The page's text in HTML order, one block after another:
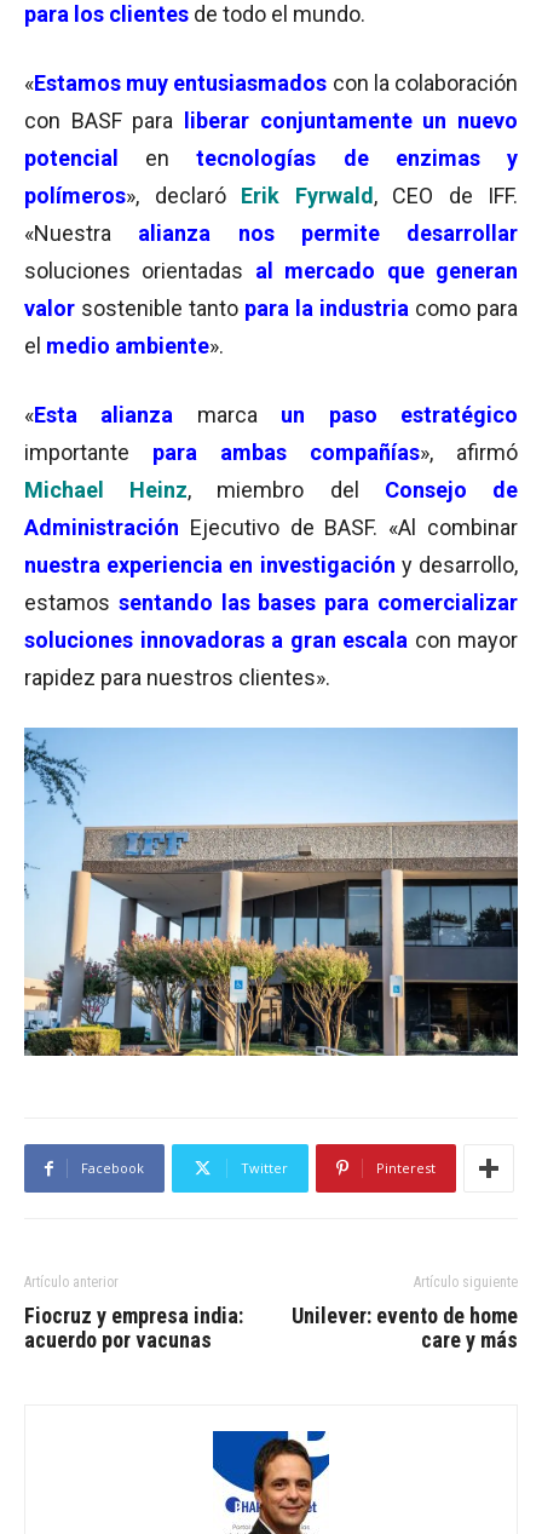
para los clientes de todo el mundo.
«Estamos muy entusiasmados con la colaboración
con BASF para liberar conjuntamente un nuevo
potencial entecnologías de enzimas y
polímeros», declaró Erik Fyrwald , CEO de IFF.
«Nuestra alianza nos permite desarrollar
soluciones orientadas al mercado que generan
valor sostenible tanto para la industria como para
el medio ambiente».
«Esta alianza marca un paso estratégico
importante para ambas compañías», afirmó
Michael Heinz, miembro del Consejo de
Administración Ejecutivo de BASF. «Al combinar
nuestra experiencia en investigación y desarrollo,
estamos sentando las bases para comercializar
soluciones innovadoras a gran escala con mayor
rapidez para nuestros clientes».
Facebook Twitter Pinterest
Artículo anterior
Fiocruz y empresa india:
acuerdo por vacunas
Artículo siguiente
Unilever: evento de home
care y más